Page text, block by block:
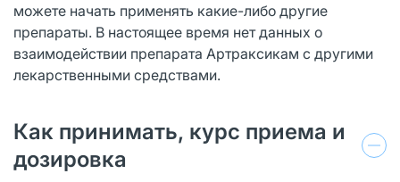
можете начать применять какие-либо другие
препараты. В настоящее время нет данных о
взаимодействии препарата Артраксикам с другими
лекарственными средствами.
Как принимать, курс приема и
дозировка